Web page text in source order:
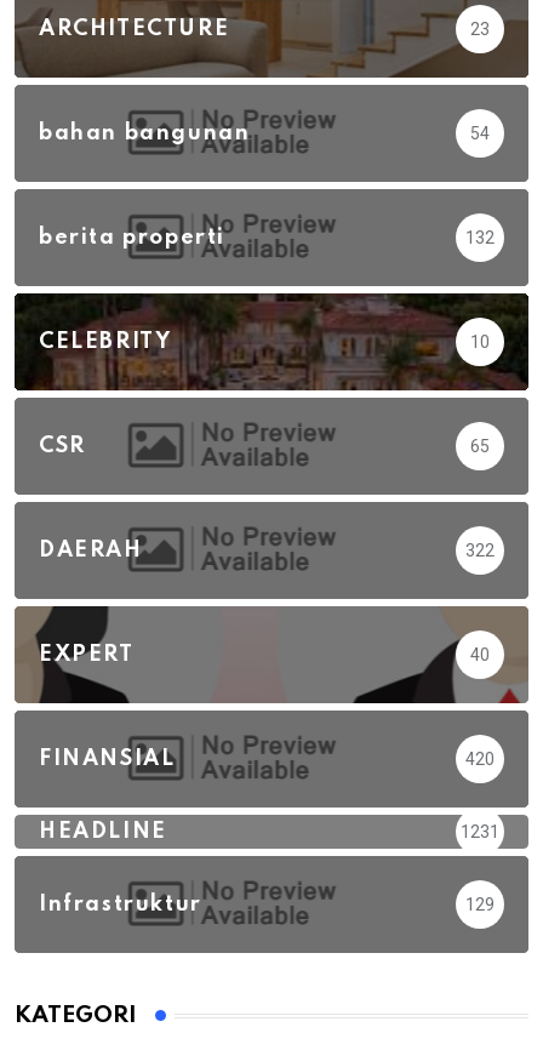
ARCHITECTURE 23
bahan bangunan 54
berita properti 132
CELEBRITY 10
CSR 65
DAERAH 322
EXPERT 40
FINANSIAL 420
HEADLINE 1231
Infrastruktur 129
KATEGORI